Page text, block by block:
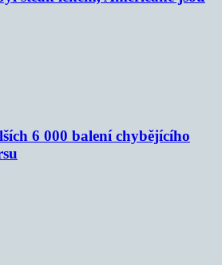
6 000 balení chybějícího